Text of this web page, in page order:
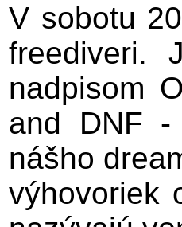
V sobotu
freediveri.
nadpisom
and DNF
nášho
výhovoriek